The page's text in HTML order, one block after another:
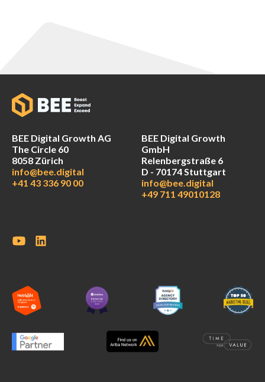
BEE Digital Growth AG
The Circle 60
8058 Zürich
info@bee.digital
+41 43 336 90 00
BEE Digital Growth
GmbH
Relenbergstraße 6
D - 70174 Stuttgart
info@bee.digital
+49 711 49010128